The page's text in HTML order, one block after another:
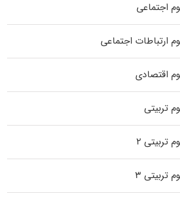
اجتماعی
ارتباطات اجتماعی
اقتصادی
تربیتی
تربیتی ۲
تربیتی ۳